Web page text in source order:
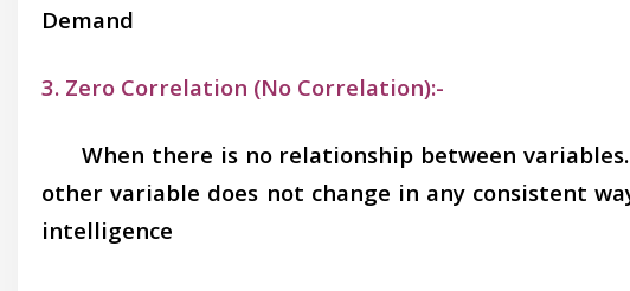
Demand
3. Zero Correlation (No Correlation):-
When there is no relationship between
other variable does not change in any consistent
intelligence